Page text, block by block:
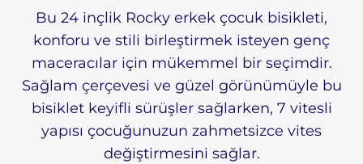
Bu 24 inçlik Rocky erkek çocuk bisikleti,
konforu ve stili birleştirmek isteyen genç
maceracılar için mükemmel bir seçimdir.
Sağlam çerçevesi ve güzel görünümüyle bu
bisiklet keyifli sürüşler sağlarken, 7 vitesli
yapısı çocuğunuzun zahmetsizce vites
değiştirmesini sağlar.